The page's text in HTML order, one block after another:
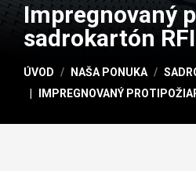
Impregnovaný
sadrokartón RFI
ÚVOD NAŠA PONUKA
IMPREGNOVANÝ